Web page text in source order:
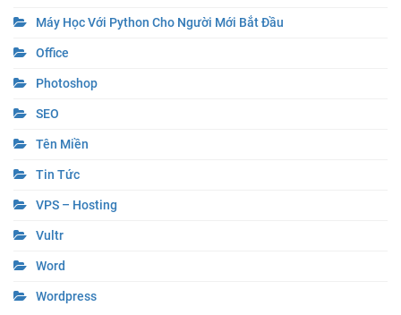
Máy Học Với Python Cho Người Mới Bắt Đầu
Office
Photoshop
SEO
Tên Miền
Tin Tức
VPS – Hosting
Vultr
Word
Wordpress